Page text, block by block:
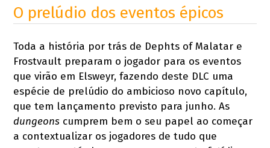
O prelúdio dos eventos épicos
Toda a história por trás de Dephts of Malatar e
Frostvault preparam o jogador para os eventos
que virão em Elsweyr, fazendo deste DLC uma
espécie de prelúdio do ambicioso novo capítulo,
que tem lançamento previsto para junho. As
dungeons cumprem bem o seu papel ao começar
a contextualizar os jogadores de tudo que